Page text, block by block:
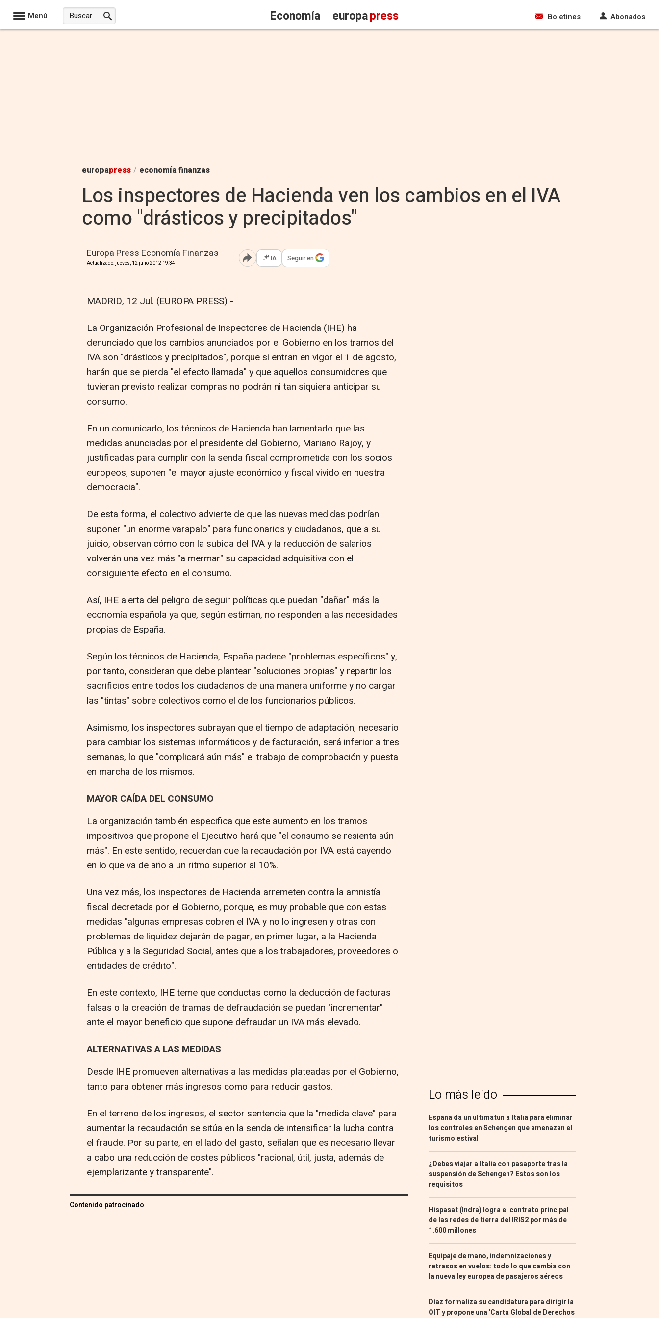
Menú Economía europapress Boletines Abonados
europapress / economía finanzas
Los inspectores de Hacienda ven los cambios en el IVA
como "drásticos y precipitados"
Europa Press Economía Finanzas
Actualizado: jueves, 12 julio 2012 19:34 Abrir opciones para compartir
IA Seguir en
MADRID, 12 Jul. (EUROPA PRESS) -
La Organización Profesional de Inspectores de Hacienda (IHE) ha
denunciado que los cambios anunciados por el Gobierno en los tramos del
IVA son "drásticos y precipitados", porque si entran en vigor el 1 de agosto,
harán que se pierda "el efecto llamada" y que aquellos consumidores que
tuvieran previsto realizar compras no podrán ni tan siquiera anticipar su
consumo.
En un comunicado, los técnicos de Hacienda han lamentado que las
medidas anunciadas por el presidente del Gobierno, Mariano Rajoy, y
justificadas para cumplir con la senda fiscal comprometida con los socios
europeos, suponen "el mayor ajuste económico y fiscal vivido en nuestra
democracia".
De esta forma, el colectivo advierte de que las nuevas medidas podrían
suponer "un enorme varapalo" para funcionarios y ciudadanos, que a su
juicio, observan cómo con la subida del IVA y la reducción de salarios
volverán una vez más "a mermar" su capacidad adquisitiva con el
consiguiente efecto en el consumo.
Así, IHE alerta del peligro de seguir políticas que puedan "dañar" más la
economía española ya que, según estiman, no responden a las necesidades
propias de España.
Según los técnicos de Hacienda, España padece "problemas específicos" y,
por tanto, consideran que debe plantear "soluciones propias" y repartir los
sacrificios entre todos los ciudadanos de una manera uniforme y no cargar
las "tintas" sobre colectivos como el de los funcionarios públicos.
Asimismo, los inspectores subrayan que el tiempo de adaptación, necesario
para cambiar los sistemas informáticos y de facturación, será inferior a tres
semanas, lo que "complicará aún más" el trabajo de comprobación y puesta
en marcha de los mismos.
MAYOR CAÍDA DEL CONSUMO
La organización también especifica que este aumento en los tramos
impositivos que propone el Ejecutivo hará que "el consumo se resienta aún
más". En este sentido, recuerdan que la recaudación por IVA está cayendo
en lo que va de año a un ritmo superior al 10%.
Una vez más, los inspectores de Hacienda arremeten contra la amnistía
fiscal decretada por el Gobierno, porque, es muy probable que con estas
medidas "algunas empresas cobren el IVA y no lo ingresen y otras con
problemas de liquidez dejarán de pagar, en primer lugar, a la Hacienda
Pública y a la Seguridad Social, antes que a los trabajadores, proveedores o
entidades de crédito".
En este contexto, IHE teme que conductas como la deducción de facturas
falsas o la creación de tramas de defraudación se puedan "incrementar"
ante el mayor beneficio que supone defraudar un IVA más elevado.
ALTERNATIVAS A LAS MEDIDAS
Desde IHE promueven alternativas a las medidas plateadas por el Gobierno,
tanto para obtener más ingresos como para reducir gastos.
En el terreno de los ingresos, el sector sentencia que la "medida clave" para
aumentar la recaudación se sitúa en la senda de intensificar la lucha contra
el fraude. Por su parte, en el lado del gasto, señalan que es necesario llevar
a cabo una reducción de costes públicos "racional, útil, justa, además de
ejemplarizante y transparente".
Contenido patrocinado
Lo más leído
España da un ultimatún a Italia para eliminar
los controles en Schengen que amenazan el
turismo estival
¿Debes viajar a Italia con pasaporte tras la
suspensión de Schengen? Estos son los
requisitos
Hispasat (Indra) logra el contrato principal
de las redes de tierra del IRIS2 por más de
1.600 millones
Equipaje de mano, indemnizaciones y
retrasos en vuelos: todo lo que cambia con
la nueva ley europea de pasajeros aéreos
Díaz formaliza su candidatura para dirigir la
OIT y propone una 'Carta Global de Derechos